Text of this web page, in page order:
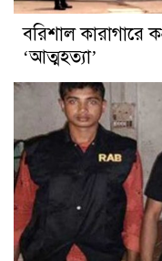
বরিশাল কারাগারে
‘আত্মহত্যা’